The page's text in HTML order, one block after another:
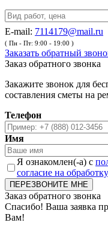
E-mail: 7114179@mail.ru
( Пн - Пт: 9:00 - 19:00 )
Заказать обратный
Заказ обратного звонка
Закажите звонок для
составления сметы на
Телефон
Имя
Я ознакомлен(-а) с
согласие на
Заказ обратного звонка
Спасибо! Ваша заявка
Вам!